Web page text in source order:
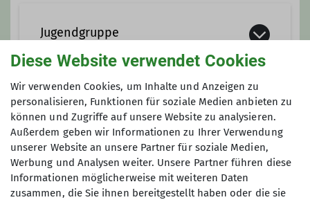
Ämter
Jugendreferent
Jugendgruppe
Du liebst Berge, Abenteuer und
Bewegung in der Natur? Dann bist du
bei unserer DAV‑Jugendgruppe Isny
genau richtig! Ob beim regelmäßigen
Hallenklettern, bei mehrtägigen
Hüttenaufenthalten oder
actionreichen Tagestouren – bei uns
Anmeldung
Falls ihr teilnehmt gebt uns kurz im
Klettertraining Bescheid, schreibt uns über
WhatsApp oder das Anmeldeformular:
Anfrage senden
Diese Website verwendet Cookies
Wir verwenden Cookies, um Inhalte und Anzeigen zu
personalisieren, Funktionen für soziale Medien anbieten zu
können und Zugriffe auf unsere Website zu analysieren.
Außerdem geben wir Informationen zu Ihrer Verwendung
unserer Website an unsere Partner für soziale Medien,
Werbung und Analysen weiter. Unsere Partner führen diese
Informationen möglicherweise mit weiteren Daten
zusammen, die Sie ihnen bereitgestellt haben oder die sie